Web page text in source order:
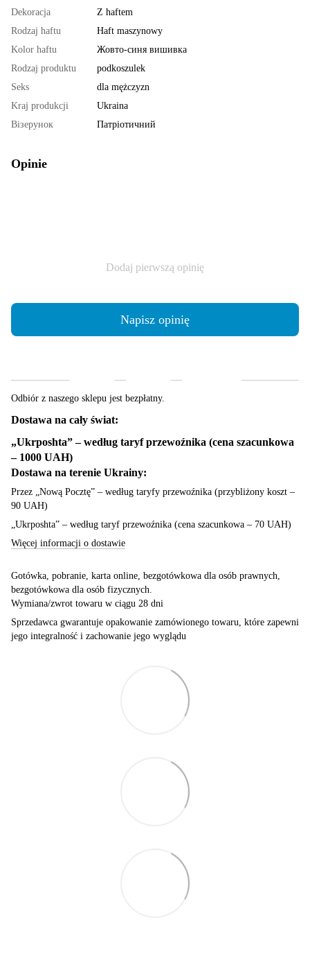
Dekoracja
Z haftem
Rodzaj haftu
Haft maszynowy
Kolor haftu
Жовто-синя вишивка
Rodzaj produktu
podkoszulek
Seks
dla mężczyzn
Kraj produkcji
Ukraina
Візерунок
Патріотичний
Opinie
Dodaj pierwszą opinię
Napisz opinię
Odbiór z naszego sklepu jest bezpłatny.
Dostawa na cały świat:
„Ukrposhta” – według taryf przewoźnika (cena szacunkowa
– 1000 UAH)
Dostawa na terenie Ukrainy:
Przez „Nową Pocztę” – według taryfy przewoźnika (przybliżony koszt –
90 UAH)
„Ukrposhta” – według taryf przewoźnika (cena szacunkowa – 70 UAH)
Więcej informacji o dostawie
Gotówka, pobranie, karta online, bezgotówkowa dla osób prawnych,
bezgotówkowa dla osób fizycznych.
Wymiana/zwrot towaru w ciągu 28 dni
Sprzedawca gwarantuje opakowanie zamówionego towaru, które zapewni
jego integralność i zachowanie jego wyglądu